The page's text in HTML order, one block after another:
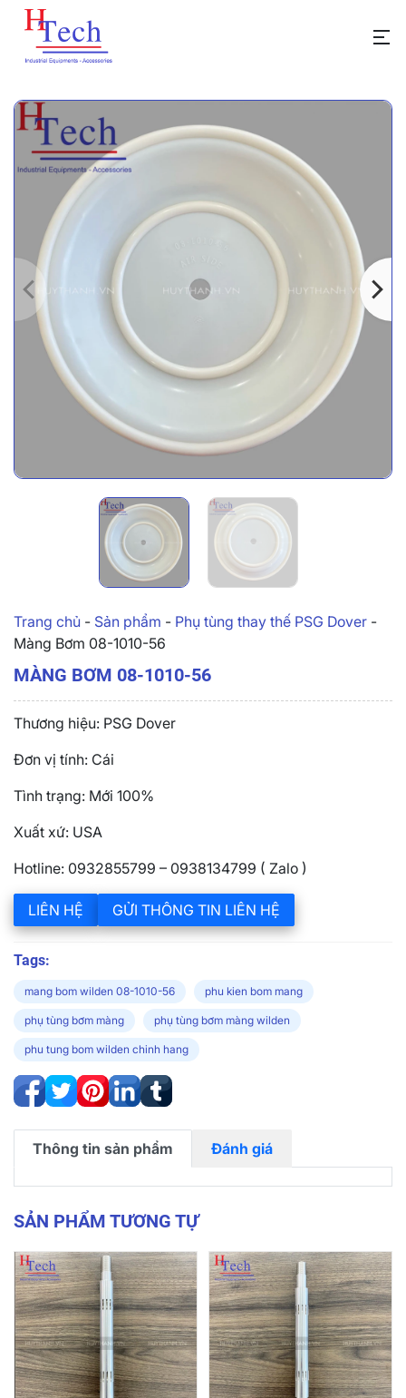
Trang chủ - Sản phẩm - Phụ tùng thay thế PSG Dover -
Màng Bơm 08-1010-56
MÀNG BƠM 08-1010-56
Thương hiệu: PSG Dover
Đơn vị tính: Cái
Tình trạng: Mới 100%
Xuất xứ: USA
Hotline: 0932855799 – 0938134799 ( Zalo )
LIÊN HỆ GỬI THÔNG TIN LIÊN HỆ
Tags:
mang bom wilden 08-1010-56 phu kien bom mang
phụ tùng bơm màng phụ tùng bơm màng wilden
phu tung bom wilden chinh hang
Thông tin sản phẩm Đánh giá
SẢN PHẨM TƯƠNG TỰ